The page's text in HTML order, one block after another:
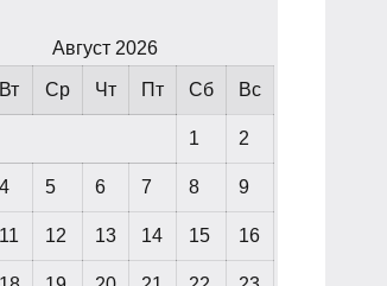
Август 2026
Вт Ср Чт Пт Сб Вс
1 2
4 5 6 7 8 9
11 12 13 14 15 16